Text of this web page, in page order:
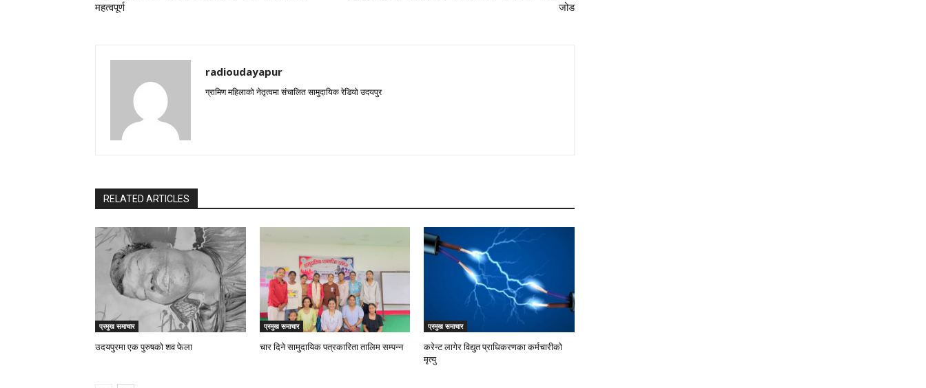
महत्वपूर्ण
जोड
radioudayapur
ग्रामिण महिलाको नेतृत्वमा संचालित सामुदायिक रेडियो उदयपुर
RELATED ARTICLES
प्रमुख समाचार
उदयपुरमा एक पुरुषको शव फेला
प्रमुख समाचार
चार दिने सामुदायिक पत्रकारिता तालिम सम्पन्न
प्रमुख समाचार
करेन्ट लागेर विद्युत प्राधिकरणका कर्मचारीको
मृत्यु